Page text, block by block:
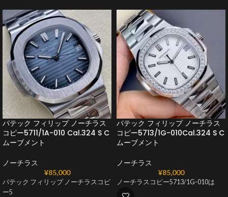
パテック フィリップ ノーチラス
コピー5711/1A-010 Cal.324 S C
ムーブメント
ノーチラス
¥85,000
パテック フィリップ ノーチラスコピ
ー5
パテック フィリップ ノーチラス
コピー5713/1G-010Cal.324 S C
ムーブメント
ノーチラス
¥85,000
ノーチラスコピー5713/1G-010は